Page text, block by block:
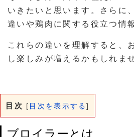
いきたいと思います。さらに
違いや鶏肉に関する役立つ情
これらの違いを理解すると、
し楽しみが増えるかもしれま
目次 [ 目次を表示する]
ブロイラーとは